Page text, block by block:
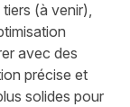
(à venir),
avec des
précise et
solides pour